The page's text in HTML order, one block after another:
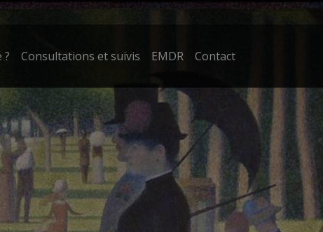
? Consultations et suivis EMDR Contact